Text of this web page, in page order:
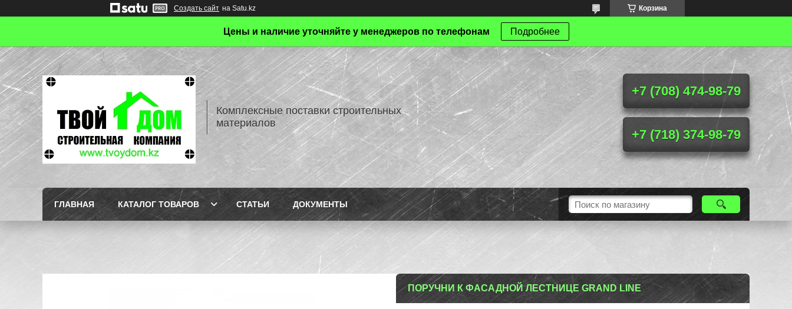
Создать сайт на Satu.kz Корзина
Цены и наличие уточняйте у менеджеров по телефонам Подробнее
Комплексные поставки строительных
материалов
+7 (708) 474-98-79
+7 (718) 374-98-79
ГЛАВНАЯ КАТАЛОГ ТОВАРОВ СТАТЬИ ДОКУМЕНТЫ
ПОРУЧНИ К ФАСАДНОЙ ЛЕСТНИЦЕ GRAND LINE